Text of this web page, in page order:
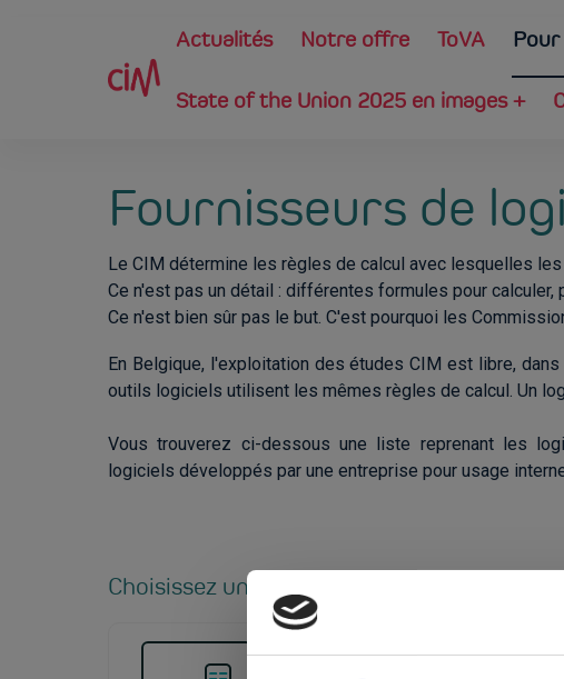
Main navigation
Actualités Notre offre ToVA
State of the Union 2025 en images+
Fournisseurs de
Le CIM détermine les règles de calcul avec lesquelles
Ce n'est pas un détail : différentes formules pour
Ce n'est bien sûr pas le but. C'est pourquoi les
En Belgique, l'exploitation des études CIM est libre,
outils logiciels utilisent les mêmes règles de calcul. Un
Vous trouverez ci-dessous une liste reprenant les
logiciels développés par une entreprise pour usage
Choisissez un média